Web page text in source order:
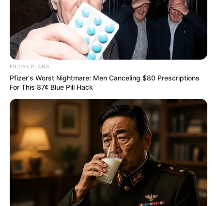
FRIDAY PLANS
Pfizer's Worst Nightmare: Men Canceling $80 Prescriptions
For This 87¢ Blue Pill Hack